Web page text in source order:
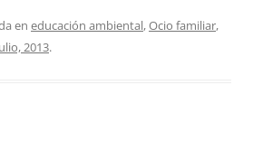
en educación ambiental,Ocio familiar,
2013.